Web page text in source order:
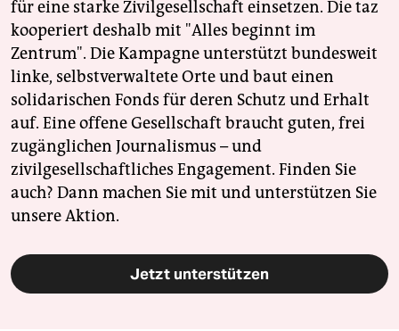
für eine starke Zivilgesellschaft einsetzen. Die taz
kooperiert deshalb mit "Alles beginnt im
Zentrum". Die Kampagne unterstützt bundesweit
linke, selbstverwaltete Orte und baut einen
solidarischen Fonds für deren Schutz und Erhalt
auf. Eine offene Gesellschaft braucht guten, frei
zugänglichen Journalismus – und
zivilgesellschaftliches Engagement. Finden Sie
auch? Dann machen Sie mit und unterstützen Sie
unsere Aktion.
Jetzt unterstützen